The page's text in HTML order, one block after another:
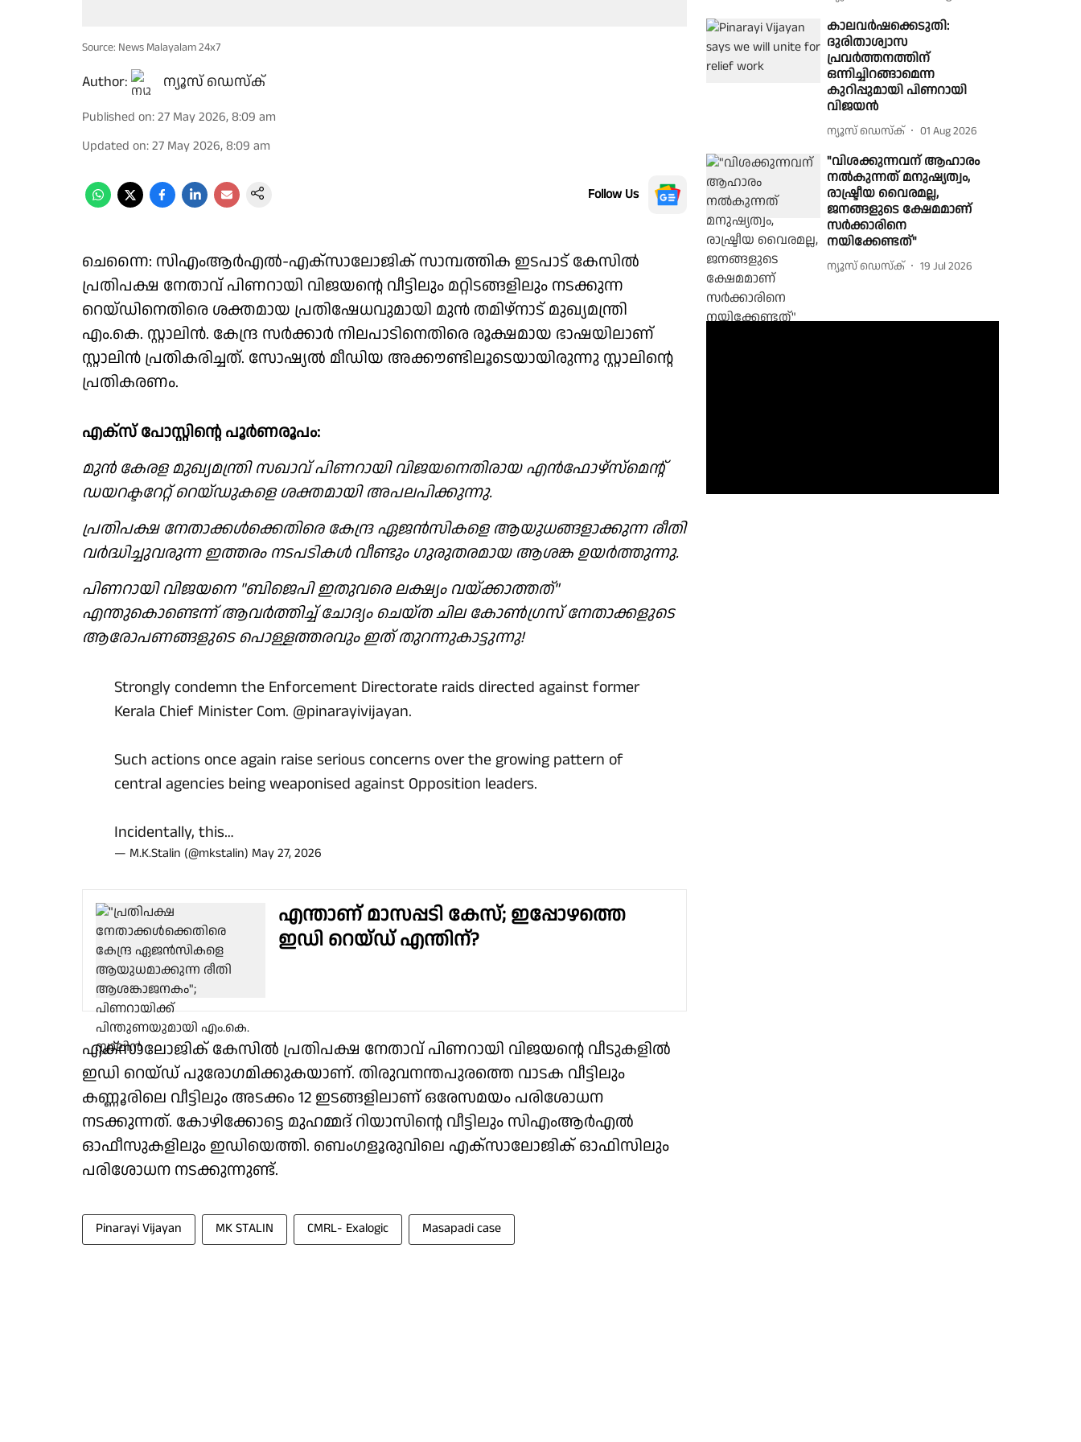
Source: News Malayalam 24x7
Author: ന്യൂസ് ഡെസ്ക്
Published on:27 May 2026, 8:09 am
Updated on:27 May 2026, 8:09 am
Follow Us
ചെന്നൈ: സിഎംആര്‍എല്‍-എക്‌സാലോജിക് സാമ്പത്തിക ഇടപാട് കേസില്‍
പ്രതിപക്ഷ നേതാവ് പിണറായി വിജയന്റെ വീട്ടിലും മറ്റിടങ്ങളിലും നടക്കുന്ന
റെയ്ഡിനെതിരെ ശക്തമായ പ്രതിഷേധവുമായി മുൻ തമിഴ്‌നാട് മുഖ്യമന്ത്രി
എം.കെ. സ്റ്റാലിൻ. കേന്ദ്ര സർക്കാർ നിലപാടിനെതിരെ രൂക്ഷമായ ഭാഷയിലാണ്
സ്റ്റാലിൻ പ്രതികരിച്ചത്. സോഷ്യൽ മീഡിയ അക്കൗണ്ടിലൂടെയായിരുന്നു സ്റ്റാലിൻ്റെ
പ്രതികരണം.
എക്സ് പോസ്റ്റിൻ്റെ പൂർണരൂപം:
മുൻ കേരള മുഖ്യമന്ത്രി സഖാവ് പിണറായി വിജയനെതിരായ എൻഫോഴ്‌സ്‌മെന്റ്
ഡയറക്ടറേറ്റ് റെയ്ഡുകളെ ശക്തമായി അപലപിക്കുന്നു.
പ്രതിപക്ഷ നേതാക്കൾക്കെതിരെ കേന്ദ്ര ഏജൻസികളെ ആയുധങ്ങളാക്കുന്ന രീതി
വർദ്ധിച്ചുവരുന്ന ഇത്തരം നടപടികൾ വീണ്ടും ഗുരുതരമായ ആശങ്ക ഉയർത്തുന്നു.
പിണറായി വിജയനെ "ബിജെപി ഇതുവരെ ലക്ഷ്യം വയ്ക്കാത്തത്"
എന്തുകൊണ്ടെന്ന് ആവർത്തിച്ച് ചോദ്യം ചെയ്ത ചില കോൺഗ്രസ് നേതാക്കളുടെ
ആരോപണങ്ങളുടെ പൊള്ളത്തരവും ഇത് തുറന്നുകാട്ടുന്നു!
Strongly condemn the Enforcement Directorate raids directed against former
Kerala Chief Minister Com. @pinarayivijayan.
Such actions once again raise serious concerns over the growing pattern of
central agencies being weaponised against Opposition leaders.
Incidentally, this…
— M.K.Stalin (@mkstalin) May 27, 2026
എന്താണ് മാസപ്പടി കേസ്; ഇപ്പോഴത്തെ
ഇഡി റെയ്ഡ് എന്തിന്?
എക്സാലോജിക് കേസിൽ പ്രതിപക്ഷ നേതാവ് പിണറായി വിജയൻ്റെ വീടുകളിൽ
ഇഡി റെയ്ഡ് പുരോഗമിക്കുകയാണ്. തിരുവനന്തപുരത്തെ വാടക വീട്ടിലും
കണ്ണൂരിലെ വീട്ടിലും അടക്കം 12 ഇടങ്ങളിലാണ് ഒരേസമയം പരിശോധന
നടക്കുന്നത്. കോഴിക്കോട്ടെ മുഹമ്മദ് റിയാസിൻ്റെ വീട്ടിലും സിഎംആർഎൽ
ഓഫീസുകളിലും ഇഡിയെത്തി. ബെംഗളൂരുവിലെ എക്സാലോജിക് ഓഫിസിലും
പരിശോധന നടക്കുന്നുണ്ട്.
Pinarayi Vijayan MK STALIN CMRL- Exalogic Masapadi case
കാലവർഷക്കെടുതി:
ദുരിതാശ്വാസ
പ്രവർത്തനത്തിന്
ഒന്നിച്ചിറങ്ങാമെന്ന
കുറിപ്പുമായി പിണറായി
വിജയൻ
ന്യൂസ് ഡെസ്ക് 01 Aug 2026
"വിശക്കുന്നവന് ആഹാരം
നൽകുന്നത് മനുഷ്യത്വം,
രാഷ്ട്രീയ വൈരമല്ല,
ജനങ്ങളുടെ ക്ഷേമമാണ്
സർക്കാരിനെ
നയിക്കേണ്ടത്"
ന്യൂസ് ഡെസ്ക് 19 Jul 2026